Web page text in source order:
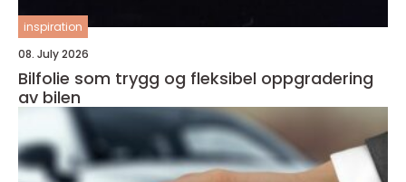
inspiration
08. July 2026
Bilfolie som trygg og fleksibel oppgradering
av bilen